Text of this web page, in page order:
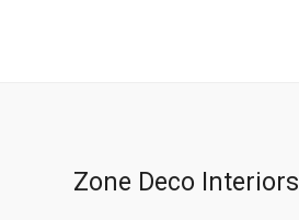
Zone Deco Interiors